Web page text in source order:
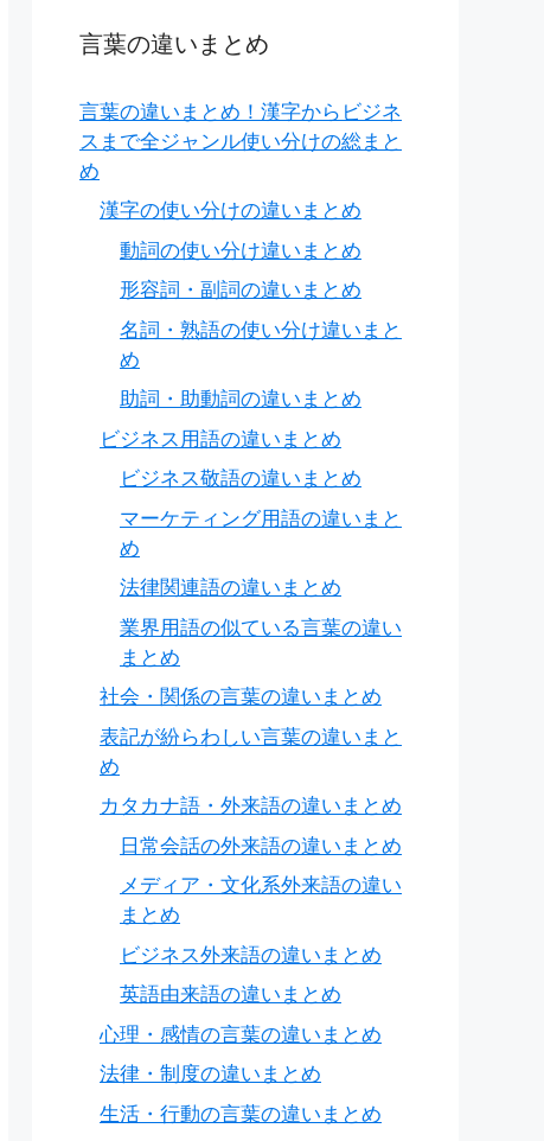
言葉の違いまとめ
言葉の違いまとめ！漢字からビジネ
スまで全ジャンル使い分けの総まと
め
漢字の使い分けの違いまとめ
動詞の使い分け違いまとめ
形容詞・副詞の違いまとめ
名詞・熟語の使い分け違いまと
め
助詞・助動詞の違いまとめ
ビジネス用語の違いまとめ
ビジネス敬語の違いまとめ
マーケティング用語の違いまと
め
法律関連語の違いまとめ
業界用語の似ている言葉の違い
まとめ
社会・関係の言葉の違いまとめ
表記が紛らわしい言葉の違いまと
め
カタカナ語・外来語の違いまとめ
日常会話の外来語の違いまとめ
メディア・文化系外来語の違い
まとめ
ビジネス外来語の違いまとめ
英語由来語の違いまとめ
心理・感情の言葉の違いまとめ
法律・制度の違いまとめ
生活・行動の言葉の違いまとめ